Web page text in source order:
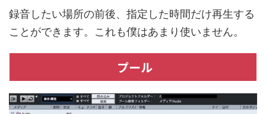
録音したい場所の前後、指定した時間だけ再生する
ことができます。これも僕はあまり使いません。
プール